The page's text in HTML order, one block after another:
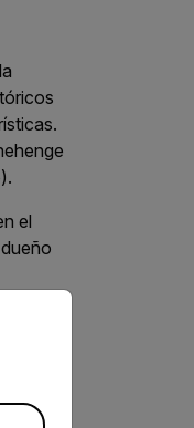
el
aún
our website.